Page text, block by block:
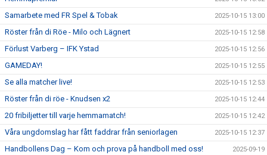
Samarbete med FR Spel & Tobak 2025-10-15 13:00
Röster från di Röe - Milo och Lägnert 2025-10-15 12:58
Förlust Varberg – IFK Ystad 2025-10-15 12:56
GAMEDAY! 2025-10-15 12:55
Se alla matcher live! 2025-10-15 12:53
Röster från di röe - Knudsen x2 2025-10-15 12:44
20 fribiljetter till varje hemmamatch! 2025-10-15 12:42
Våra ungdomslag har fått faddrar från seniorlagen 2025-10-15 12:37
Handbollens Dag – Kom och prova på handboll med oss! 2025-09-19